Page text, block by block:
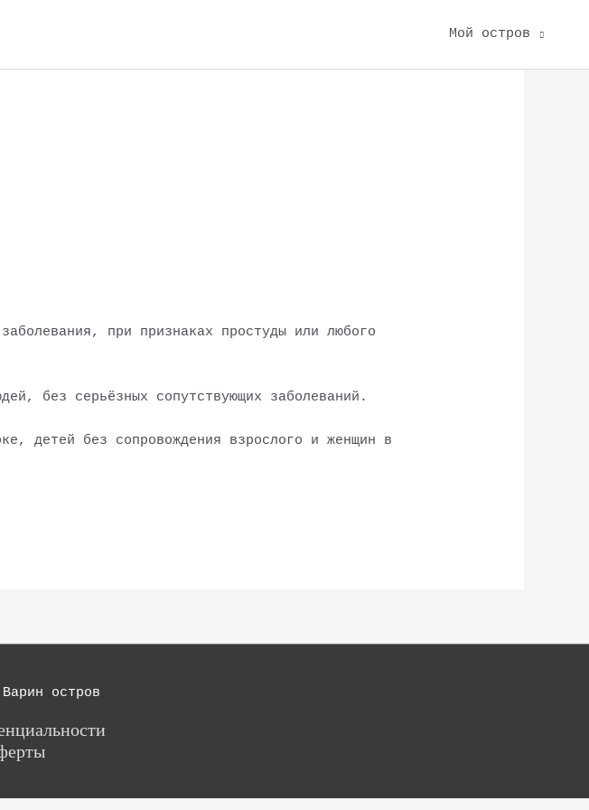
Мой остров
при признаках простуды или любого
без серьёзных сопутствующих заболеваний.
детей без сопровождения взрослого и женщин в
Варин остров